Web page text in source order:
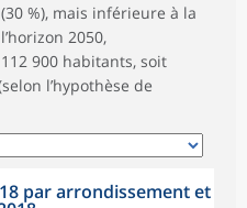
%), mais inférieure à la
2050,
900 habitants, soit
l’hypothèse de
par arrondissement et